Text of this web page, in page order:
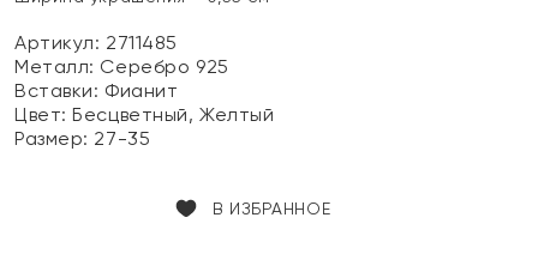
Артикул: 2711485
Металл: Серебро 925
Вставки: Фианит
Цвет:Бесцветный, Желтый
Размер: 27-35
В ИЗБРАННОЕ